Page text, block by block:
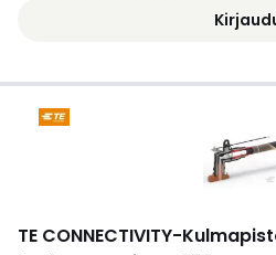
TE CONNECTIVITY-